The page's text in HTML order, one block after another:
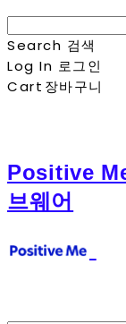
Search 검색
Log In 로그인
Cart 장바구니
Positive
브웨어